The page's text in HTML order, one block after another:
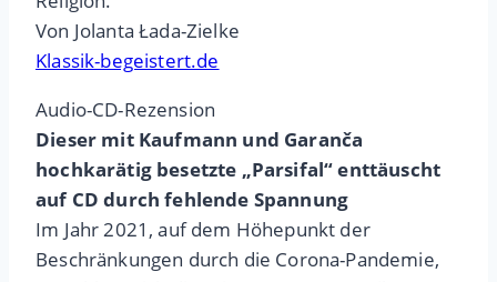
Von Jolanta Łada-Zielke
Klassik-begeistert.de
Audio-CD-Rezension
Dieser mit Kaufmann und Garanča
hochkarätig besetzte „Parsifal“ enttäuscht
auf CD durch fehlende Spannung
Im Jahr 2021, auf dem Höhepunkt der
Beschränkungen durch die Corona-Pandemie,